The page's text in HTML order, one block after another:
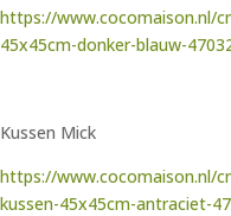
https://www.cocomaison.nl/
45x45cm-donker-blauw-
Kussen Mick
https://www.cocomaison.nl/
kussen-45x45cm-antraciet-